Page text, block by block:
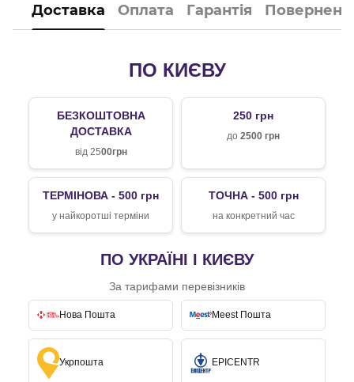
Доставка Оплата Гарантія
ПО КИЄВУ
БЕЗКОШТОВНА
ДОСТАВКА
від 2500грн
250 грн
до 2500 грн
ТЕРМІНОВА - 500 грн
у найкоротші терміни
ТОЧНА - 500 грн
на конкретний час
ПО УКРАЇНІ І КИЄВУ
За тарифами перевізників
Нова Пошта Meest Пошта
Укрпошта EPICENTR